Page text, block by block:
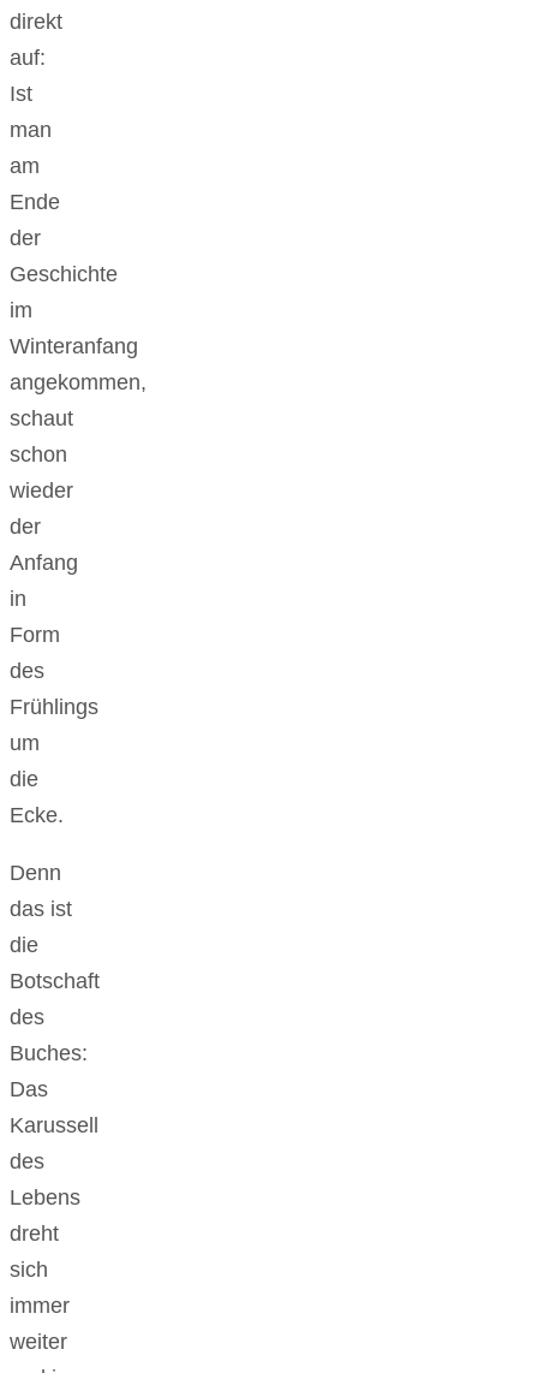
direkt
auf:
Ist
man
am
Ende
der
Geschichte
im
Winteranfang
angekommen,
schaut
schon
wieder
der
Anfang
in
Form
des
Frühlings
um
die
Ecke.
Denn
das ist
die
Botschaft
des
Buches:
Das
Karussell
des
Lebens
dreht
sich
immer
weiter